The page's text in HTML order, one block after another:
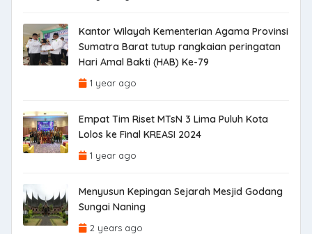
Kantor Wilayah Kementerian Agama Provinsi
Sumatra Barat tutup rangkaian peringatan
Hari Amal Bakti (HAB) Ke-79
1 year ago
Empat Tim Riset MTsN 3 Lima Puluh Kota
Lolos ke Final KREASI 2024
1 year ago
Menyusun Kepingan Sejarah Mesjid Godang
Sungai Naning
2 years ago